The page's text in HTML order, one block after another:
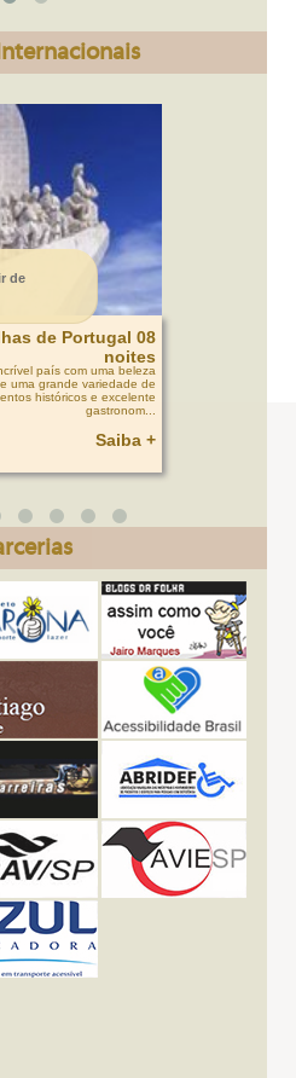
de
de Portugal 08
noites
país com uma beleza
uma grande variedade de
históricos e excelente
gastronom...
Saiba +